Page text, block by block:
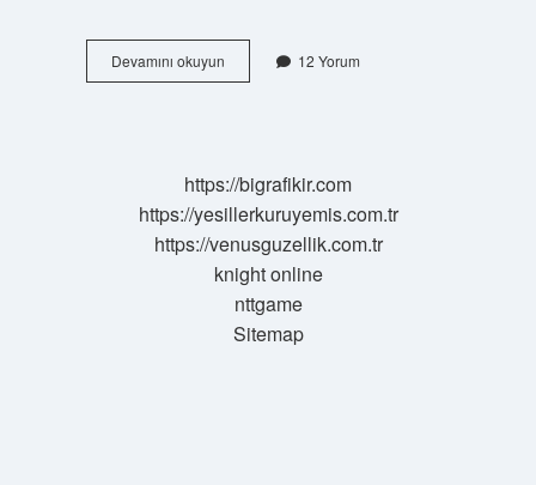
Devamını okuyunSosyoloji
Ne
12 Yorum
https://bigrafikir.com
https://yesillerkuruyemis.com.tr
https://venusguzellik.com.tr
knight online
nttgame
Sitemap